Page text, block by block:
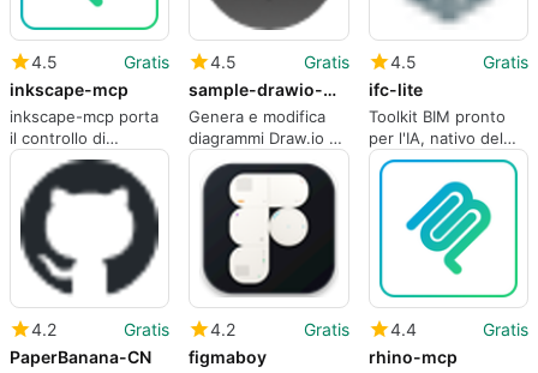
4.5
Gratis
inkscape-mcp
inkscape-mcp porta
il controllo di
Inkscape agli agenti
AI tramite il
protocollo MCP
4.5
Gratis
sample-drawio-mcp
Genera e modifica
diagrammi Draw.io da
linguaggio naturale
localmente
4.5
Gratis
ifc-lite
Toolkit BIM pronto
per l'IA, nativo del
browser per flussi di
lavoro basati su
modelli web
4.2
Gratis
PaperBanana-CN
4.2
Gratis
figmaboy
4.4
Gratis
rhino-mcp